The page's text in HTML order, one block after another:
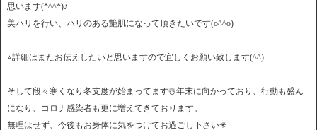
思います(*^^*)♪
美ハリを行い、ハリのある艶肌になって頂きたいです(o^^o)
⭐︎詳細はまたお伝えしたいと思いますので宜しくお願い致します(^^)
そして段々寒くなり冬支度が始まってます☃️年末に向かっており、行動も盛ん
になり、コロナ感染者も更に増えてきております。
無理はせず、今後もお身体に気をつけてお過ごし下さい✳︎